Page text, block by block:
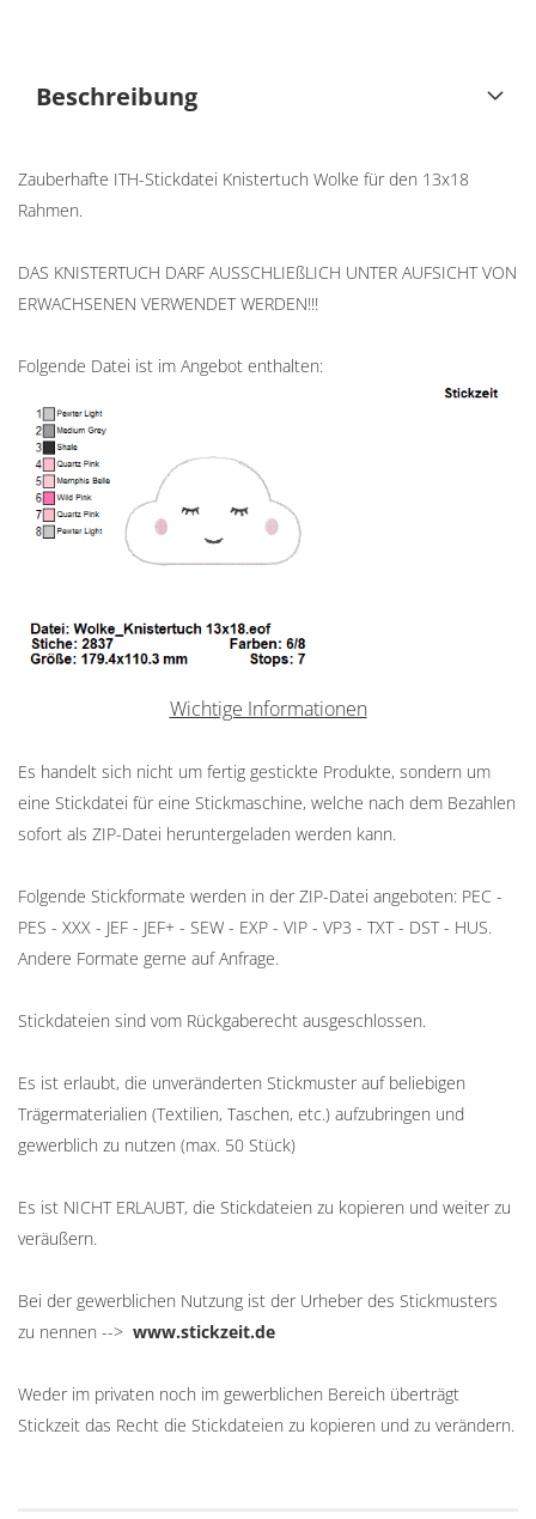
Beschreibung
Zauberhafte ITH-Stickdatei Knistertuch Wolke für den 13x18
Rahmen.
DAS KNISTERTUCH DARF AUSSCHLIEßLICH UNTER AUFSICHT VON
ERWACHSENEN VERWENDET WERDEN!!!
Folgende Datei ist im Angebot enthalten:
Wichtige Informationen
Es handelt sich nicht um fertig gestickte Produkte, sondern um
eine Stickdatei für eine Stickmaschine, welche nach dem Bezahlen
sofort als ZIP-Datei heruntergeladen werden kann.
Folgende Stickformate werden in der ZIP-Datei angeboten: PEC -
PES - XXX - JEF - JEF+ - SEW - EXP - VIP - VP3 - TXT - DST - HUS.
Andere Formate gerne auf Anfrage.
Stickdateien sind vom Rückgaberecht ausgeschlossen.
Es ist erlaubt, die unveränderten Stickmuster auf beliebigen
Trägermaterialien (Textilien, Taschen, etc.) aufzubringen und
gewerblich zu nutzen (max. 50 Stück)
Es ist NICHT ERLAUBT, die Stickdateien zu kopieren und weiter zu
veräußern.
Bei der gewerblichen Nutzung ist der Urheber des Stickmusters
zu nennen --> www.stickzeit.de
Weder im privaten noch im gewerblichen Bereich überträgt
Stickzeit das Recht die Stickdateien zu kopieren und zu verändern.